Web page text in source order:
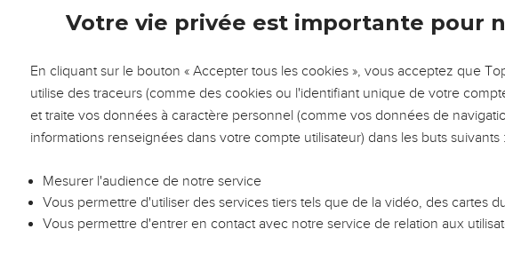
L’ÉVÉNEMENT DE L’ANNÉE !
VOUS ÉVITER LES VOTRES ?
pour leurs réussites, leur impact, leur foi ou leur vision. Mais on voit
et les saisons difficiles qu'ils ont traversés, alors même que ce sont
entrepreneurs, et responsables reviennent sur les erreurs
et les clés pour avancer avec plus de sagesse afin que leurs erreurs
Que vous guidiez un ministère, une équipe, un groupe ou une famille,
vous.
Votre vie privée est importante pour
En cliquant sur le bouton « Accepter tous les cookies », vous acceptez que
utilise des traceurs (comme des cookies ou l'identifiant unique de votre
et traite vos données à caractère personnel (comme vos données de
informations renseignées dans votre compte utilisateur) dans les buts suivants
Mesurer l'audience de notre service
Vous permettre d'utiliser des services tiers tels que de la vidéo, des cartes
Vous permettre d'entrer en contact avec notre service de relation aux